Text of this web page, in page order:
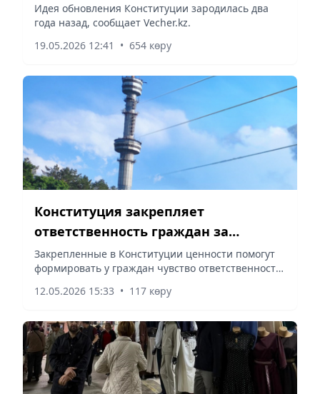
Идея обновления Конституции зародилась два
года назад, сообщает Vecher.kz.
19.05.2026 12:41
• 654 көру
Конституция закрепляет
ответственность граждан за
окружающую среду
Закрепленные в Конституции ценности помогут
формировать у граждан чувство ответственности
12.05.2026 15:33 • 117 көру